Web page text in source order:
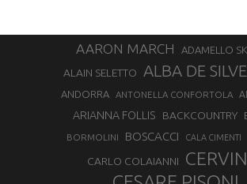
AARON MARCH ADAMELLO
ALAIN SELETTO ALBA DE
ANDORRA ANTONELLA CONFORTOLA
ARIANNA FOLLIS BACKCOUNTRY
BORMOLINI BOSCACCI CALA CIMENTI
CARLO COLAIANNI